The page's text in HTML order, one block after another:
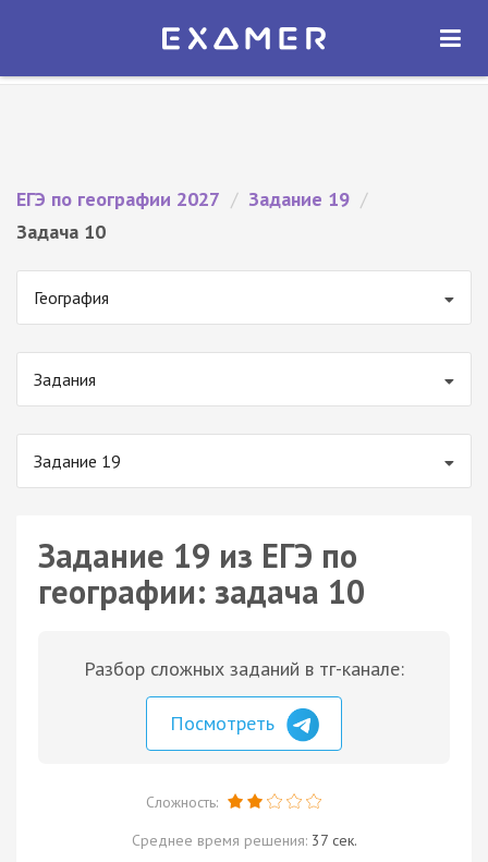
Экзамер — ЕГЭ 2027
ОТКРЫТЬ
ЕГЭ по географии 2027 / Задание 19 /
Задача 10
География
Задания
Задание 19
Задание 19 из ЕГЭ по
географии: задача 10
Разбор сложных заданий в тг-канале:
Посмотреть
Сложность:
Среднее время решения: 37 сек.